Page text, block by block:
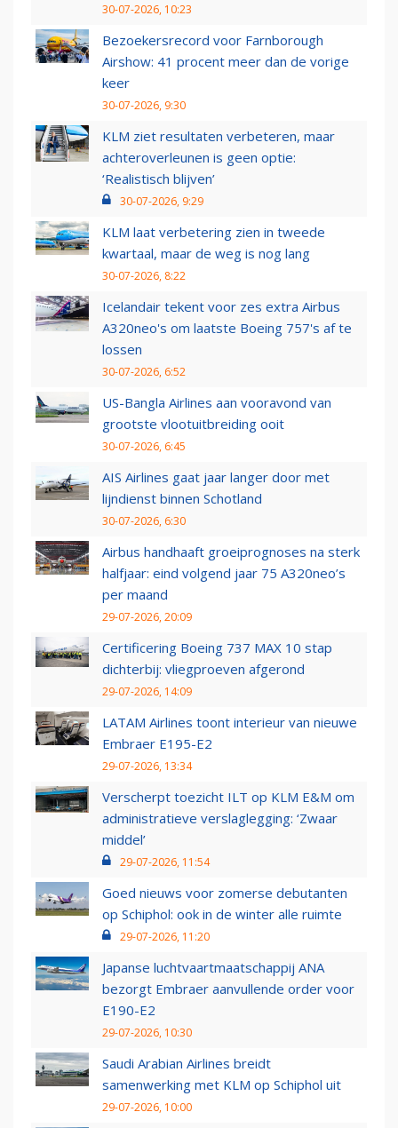
30-07-2026, 10:23
Bezoekersrecord voor Farnborough
Airshow: 41 procent meer dan de vorige
keer
30-07-2026, 9:30
KLM ziet resultaten verbeteren, maar
achteroverleunen is geen optie:
‘Realistisch blijven’
30-07-2026, 9:29
KLM laat verbetering zien in tweede
kwartaal, maar de weg is nog lang
30-07-2026, 8:22
Icelandair tekent voor zes extra Airbus
A320neo's om laatste Boeing 757's af te
lossen
30-07-2026, 6:52
US-Bangla Airlines aan vooravond van
grootste vlootuitbreiding ooit
30-07-2026, 6:45
AIS Airlines gaat jaar langer door met
lijndienst binnen Schotland
30-07-2026, 6:30
Airbus handhaaft groeiprognoses na sterk
halfjaar: eind volgend jaar 75 A320neo’s
per maand
29-07-2026, 20:09
Certificering Boeing 737 MAX 10 stap
dichterbij: vliegproeven afgerond
29-07-2026, 14:09
LATAM Airlines toont interieur van nieuwe
Embraer E195-E2
29-07-2026, 13:34
Verscherpt toezicht ILT op KLM E&M om
administratieve verslaglegging: ‘Zwaar
middel’
29-07-2026, 11:54
Goed nieuws voor zomerse debutanten
op Schiphol: ook in de winter alle ruimte
29-07-2026, 11:20
Japanse luchtvaartmaatschappij ANA
bezorgt Embraer aanvullende order voor
E190-E2
29-07-2026, 10:30
Saudi Arabian Airlines breidt
samenwerking met KLM op Schiphol uit
29-07-2026, 10:00